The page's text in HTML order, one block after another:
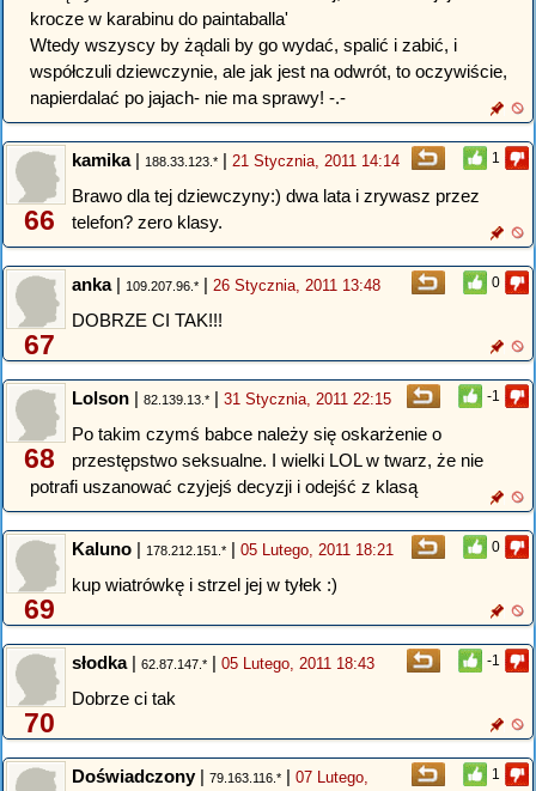
krocze w karabinu do paintaballa'
Wtedy wszyscy by żądali by go wydać, spalić i zabić, i
współczuli dziewczynie, ale jak jest na odwrót, to oczywiście,
napierdalać po jajach- nie ma sprawy! -.-
1
66
kamika| 188.33.123.* | 21 Stycznia, 2011 14:14
Brawo dla tej dziewczyny:) dwa lata i zrywasz przez
telefon? zero klasy.
0
67
anka| 109.207.96.* | 26 Stycznia, 2011 13:48
DOBRZE CI TAK!!!
-1
68
Lolson | 82.139.13.* | 31 Stycznia, 2011 22:15
Po takim czymś babce należy się oskarżenie o
przestępstwo seksualne. I wielki LOL w twarz, że nie
potrafi uszanować czyjejś decyzji i odejść z klasą
0
69
Kaluno | 178.212.151.* | 05 Lutego, 2011 18:21
kup wiatrówkę i strzel jej w tyłek :)
-1
70
słodka| 62.87.147.* | 05 Lutego, 2011 18:43
Dobrze ci tak
1
Doświadczony| 79.163.116.* | 07 Lutego,